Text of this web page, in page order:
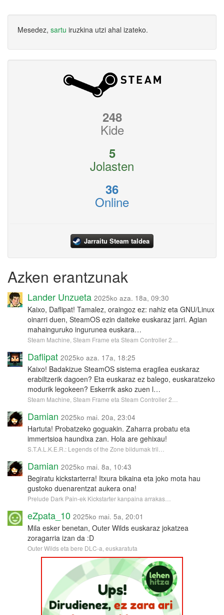
Mesedez, sartu iruzkina utzi ahal izateko.
248
Kide
5
Jolasten
36
Online
Jarraitu Steam taldea
Azken erantzunak
Lander Unzueta 2025ko aza. 18a, 09:30
Kaixo, Daflipat! Tamalez, oraingoz ez: nahiz eta GNU/Linux
oinarri duen, SteamOS ezin daiteke euskaraz jarri. Agian
mahainguruko ingurunea euskara…
Steam Machine, Steam Frame eta Steam Controller 2…
Daflipat 2025ko aza. 17a, 18:25
Kaixo! Badakizue SteamOS sistema eragilea euskaraz
erabiltzerik dagoen? Eta euskaraz ez balego, euskaratzeko
modurik legokeen? Eskerrik asko zuen l…
Steam Machine, Steam Frame eta Steam Controller 2…
Damian 2025ko mai. 20a, 23:04
Hartuta! Probatzeko goguakin. Zaharra probatu eta
immertsioa haundixa zan. Hola are gehixau!
S.T.A.L.K.E.R.: Legends of the Zone bildumak tril…
Damian 2025ko mai. 8a, 10:43
Begiratu kickstarterra! Itxura bikaina eta joko mota hau
gustoko duenarentzat aukera ona!
Prelude Dark Pain-ek Kickstarter kanpaina arrakas…
eZpata_10 2025ko mai. 5a, 20:01
Mila esker benetan, Outer Wilds euskaraz jokatzea
zoragarria izan da :D
Outer Wilds eta bere DLC-a, euskaratuta